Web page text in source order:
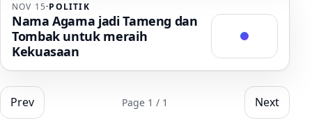
NOV 15·POLITIK
Nama Agama jadi Tameng dan
Tombak untuk meraih
Kekuasaan
Prev Page 1 / 1 Next